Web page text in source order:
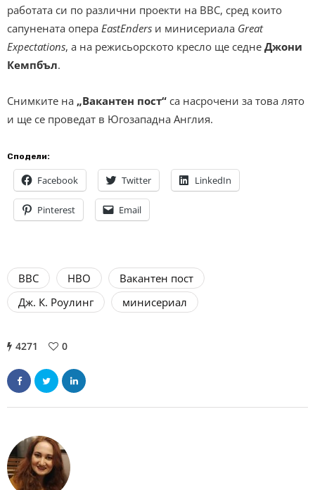
работата си по различни проекти на BBC, сред които
сапунената опера EastEnders и минисериала Great
Expectations, a на режисьорското кресло ще седне Джони
Кемпбъл.
Снимките на „Вакантен пост“ са насрочени за това лято
и ще се проведат в Югозападна Англия.
Сподели:
Facebook Twitter LinkedIn
Pinterest Email
BBC HBO
Вакантен пост
Дж. К. Роулинг
минисериал
4271 0